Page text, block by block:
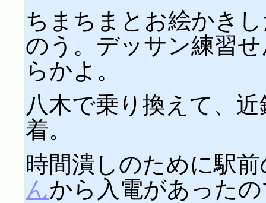
ちまちまとお絵かき
のう。デッサン練習
らかよ。
八木で乗り換えて、
着。
時間潰しのために駅
んから入電があった